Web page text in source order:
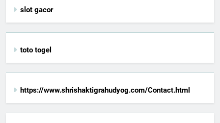
slot gacor
toto togel
https://www.shrishaktigrahudyog.com/Contact.html